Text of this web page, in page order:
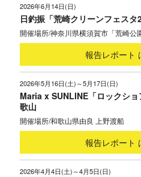
2026年6月14日(日)
日釣振「荒崎クリーンフェスタ
神奈川県横須賀市「荒崎公
報告レポート
2026年5月16日(土)～5月17日(日)
Maria x SUNLINE「ロックシ
歌山
和歌山県由良 上野渡船
報告レポート
2026年4月4日(土)～4月5日(日)